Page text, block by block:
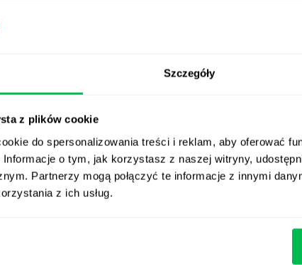
Szczegóły
z plików cookie
do spersonalizowania treści i reklam, aby oferować
o tym, jak korzystasz z naszej witryny,
Partnerzy mogą połączyć te informacje z innymi
z ich usług.
Setki godzin
na strategię,
organizacji.